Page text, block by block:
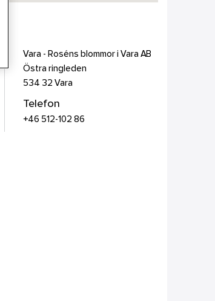
Vara - Roséns blommor i Vara AB
Östra ringleden
534 32 Vara
Telefon
+46 512-102 86